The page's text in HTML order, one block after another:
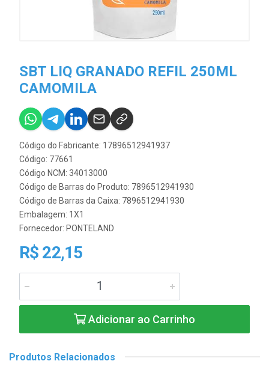
SBT LIQ GRANADO REFIL 250ML
CAMOMILA
Código do Fabricante: 17896512941937
Código: 77661
Código NCM: 34013000
Código de Barras do Produto: 7896512941930
Código de Barras da Caixa: 7896512941930
Embalagem: 1X1
Fornecedor: PONTELAND
R$ 22,15
Adicionar ao Carrinho
Produtos Relacionados